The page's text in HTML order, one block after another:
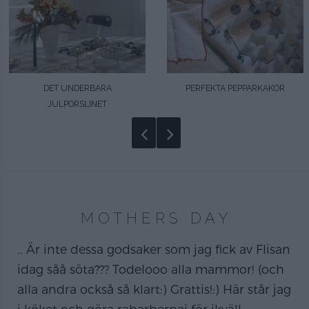
DET UNDERBARA
JULPORSLINET
PERFEKTA PEPPARKAKOR
MOTHERS DAY
.. Är inte dessa godsaker som jag fick av Flisan
idag såå söta??? Todelooo alla mammor! (och
alla andra också så klart:) Grattis!:) Här står jag